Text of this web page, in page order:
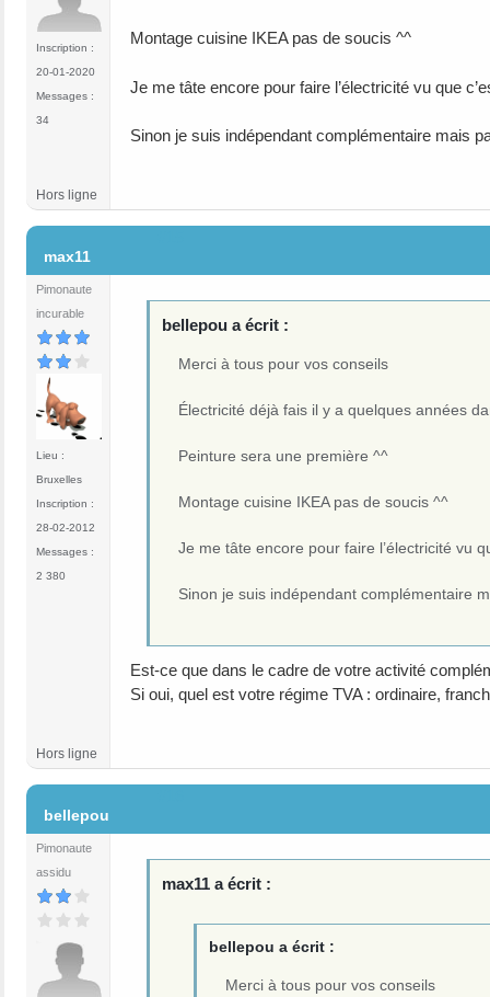
Inscription :
20-01-2020
Messages :
34
Montage cuisine IKEA pas de soucis ^^
Je me tâte encore pour faire l’électricité vu que
Sinon je suis indépendant complémentaire mais
Hors ligne
max11
Pimonaute
incurable
Lieu :
Bruxelles
Inscription :
28-02-2012
Messages :
2 380
bellepou a écrit :
Merci à tous pour vos conseils
Électricité déjà fais il y a quelques années
Peinture sera une première ^^
Montage cuisine IKEA pas de soucis ^^
Je me tâte encore pour faire l’électricité vu
Sinon je suis indépendant complémentaire
Est-ce que dans le cadre de votre activité
Si oui, quel est votre régime TVA : ordinaire,
Hors ligne
bellepou
Pimonaute
assidu
max11 a écrit :
bellepou a écrit :
Merci à tous pour vos conseils